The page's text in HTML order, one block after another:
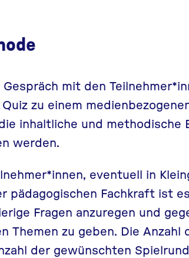
mit den
zu einem
inhaltliche und methodische
werden.
eventuell in
pädagogischen Fachkraft ist
Fragen anzuregen und
Themen zu geben. Die Anzahl
der gewünschten